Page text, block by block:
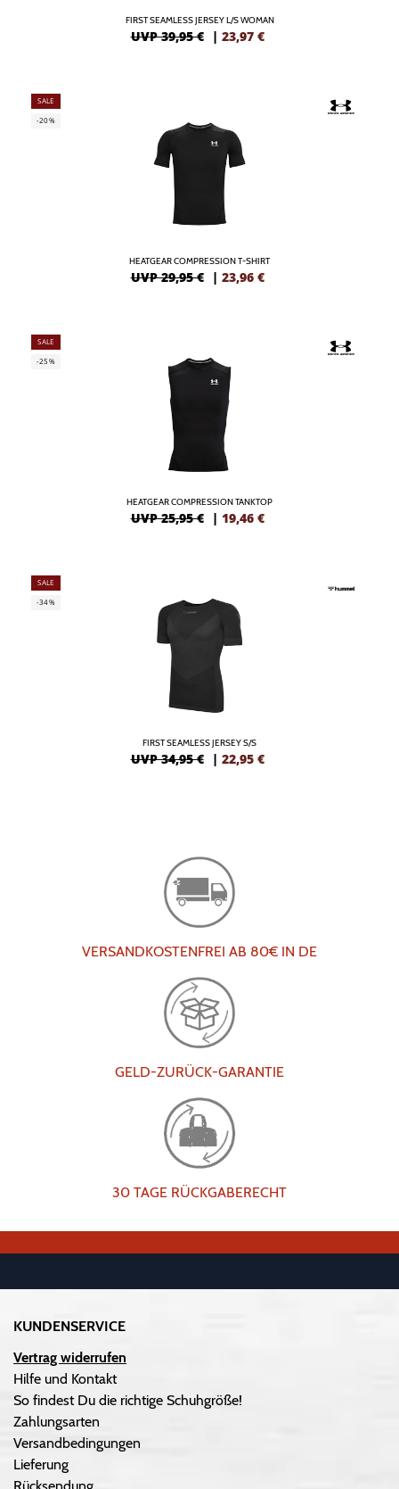
FIRST SEAMLESS JERSEY L/S WOMAN
UVP 39,95 € | 23,97 €
SALE
-20%
HEATGEAR COMPRESSION T-SHIRT
UVP 29,95 € | 23,96 €
SALE
-25%
HEATGEAR COMPRESSION TANKTOP
UVP 25,95 € | 19,46 €
SALE
-34%
FIRST SEAMLESS JERSEY S/S
UVP 34,95 € | 22,95 €
VERSANDKOSTENFREI AB 80€ IN DE
GELD-ZURÜCK-GARANTIE
30 TAGE RÜCKGABERECHT
KUNDENSERVICE
Vertrag widerrufen
Hilfe und Kontakt
So findest Du die richtige Schuhgröße!
Zahlungsarten
Versandbedingungen
Lieferung